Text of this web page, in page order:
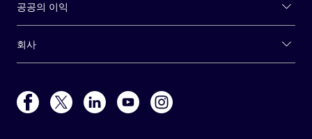
공공의 이익
회사